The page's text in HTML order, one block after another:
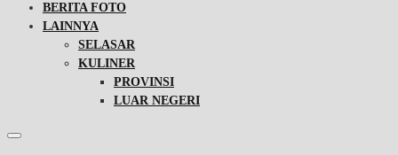
BERITA FOTO
LAINNYA
SELASAR
KULINER
PROVINSI
LUAR NEGERI